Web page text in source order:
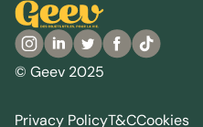
© Geev 2025
Privacy PolicyT&CCookies